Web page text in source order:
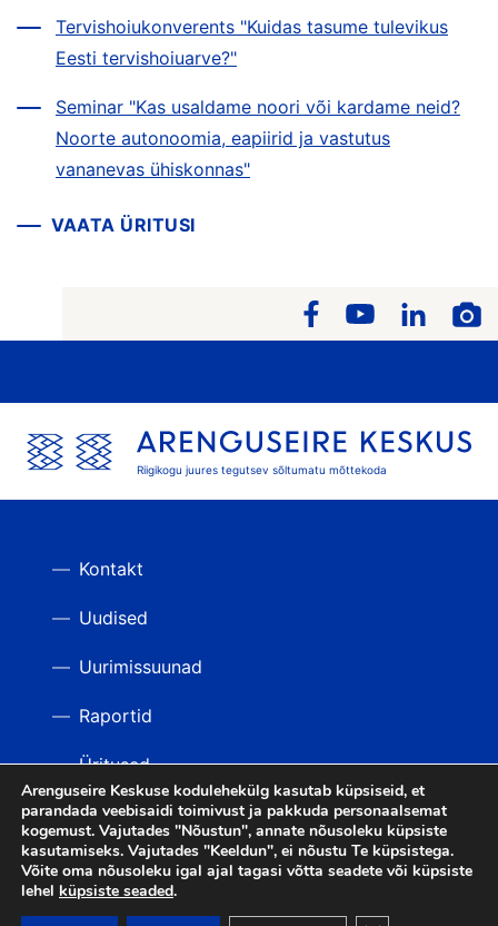
Tervishoiukonverents "Kuidas tasume tulevikus
Eesti tervishoiuarve?"
Seminar "Kas usaldame noori või kardame neid?
Noorte autonoomia, eapiirid ja vastutus
vananevas ühiskonnas"
VAATA ÜRITUSI
Riigikogu juures tegutsev sõltumatu mõttekoda
LIITU UUDISKIRJAGA
TAGASI ÜLES
Kontakt
Uudised
Uurimissuunad
Raportid
Üritused
Videod
Arenguseire Keskuse kodulehekülg kasutab küpsiseid, et
parandada veebisaidi toimivust ja pakkuda personaalsemat
kogemust. Vajutades "Nõustun", annate nõusoleku küpsiste
kasutamiseks. Vajutades "Keeldun", ei nõustu Te küpsistega.
Võite oma nõusoleku igal ajal tagasi võtta seadete või küpsiste
lehel küpsiste seaded.